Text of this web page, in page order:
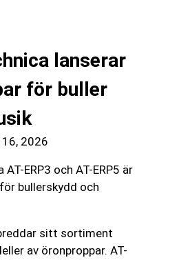
lanserar
för buller
16, 2026
sitt sortiment
av öronproppar. AT-